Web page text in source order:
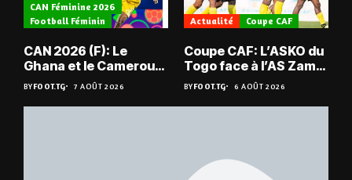
CAN Féminine 2026
Football Féminin
CAN 2026 (F): Le
Ghana et le Cameroun
en quarts
BYFOOT.TG 7 AOÛT 2026
Actualité Coupe CAF
Coupe CAF: L’ASKO du
Togo face à l’AS Zam
du Niger
BYFOOT.TG 6 AOÛT 2026